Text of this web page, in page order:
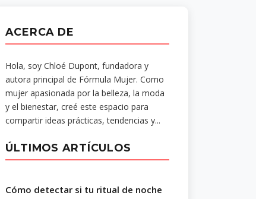
ACERCA DE
Hola, soy Chloé Dupont, fundadora y
autora principal de Fórmula Mujer. Como
mujer apasionada por la belleza, la moda
y el bienestar, creé este espacio para
compartir ideas prácticas, tendencias y...
ÚLTIMOS ARTÍCULOS
Cómo detectar si tu ritual de noche